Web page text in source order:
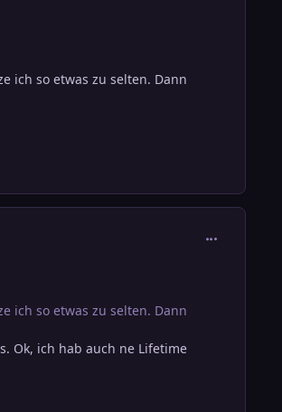
ich so etwas zu selten. Dann
ich so etwas zu selten. Dann
Ok, ich hab auch ne Lifetime